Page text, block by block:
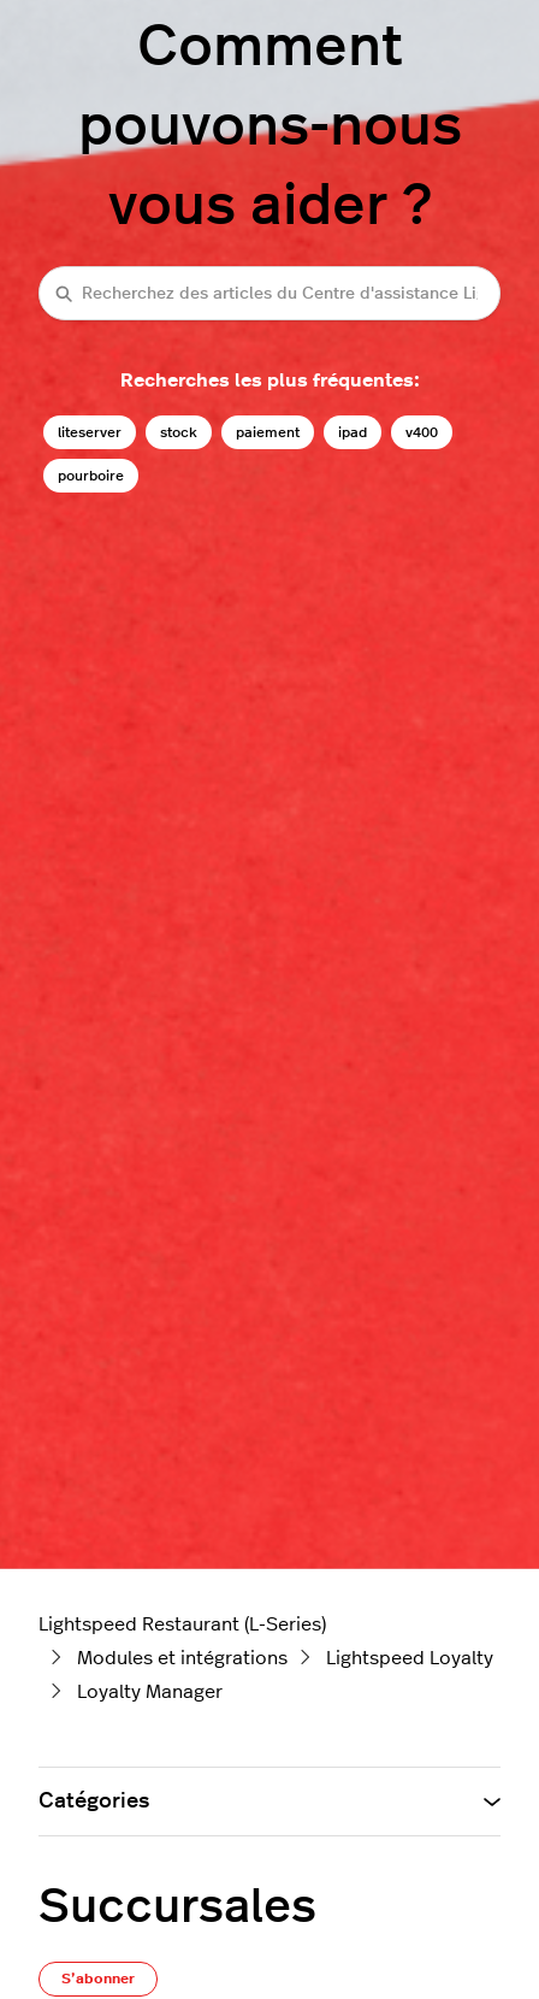
Comment
pouvons-nous
vous aider ?
Recherche
Recherches les plus fréquentes:
liteserver stock paiement ipad v400
pourboire
Lightspeed Restaurant (L-Series)
Modules et intégrations
Lightspeed Loyalty
Loyalty Manager
Succursales
S’abonner
Catégories